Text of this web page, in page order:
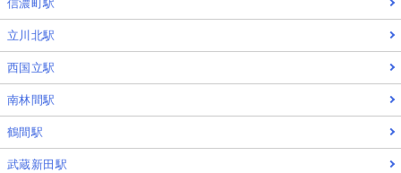
信濃町駅
立川北駅
西国立駅
南林間駅
鶴間駅
武蔵新田駅